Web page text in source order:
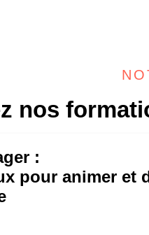
nos
:
pour animer et